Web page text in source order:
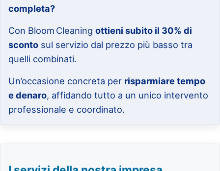
completa?
Con Bloom Cleaningottieni subito il 30% di
sconto sul servizio dal prezzo più basso tra
quelli combinati.
Un’occasione concreta per risparmiare tempo
e denaro, affidando tutto a un unico intervento
professionale e coordinato.